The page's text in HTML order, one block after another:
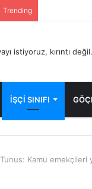
Trending
İŞÇİ SINIFI
Tunus: Kamu emekçileri